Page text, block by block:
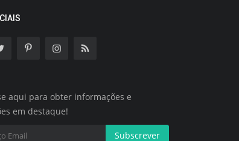
aqui para obter informações e
em destaque!
Subscrever